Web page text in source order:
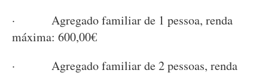
· Agregado familiar de 1 pessoa, renda
máxima: 600,00€
· Agregado familiar de 2 pessoas, renda